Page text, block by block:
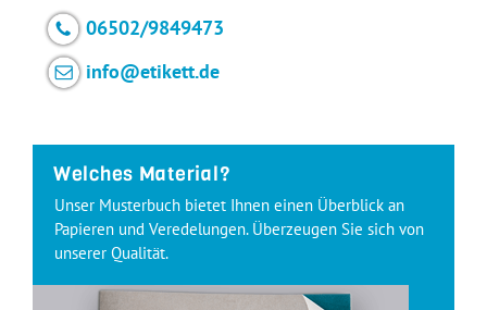
06502/9849473
info@etikett.de
Welches Material?
Unser Musterbuch bietet Ihnen einen Überblick an
Papieren und Veredelungen. Überzeugen Sie sich von
unserer Qualität.